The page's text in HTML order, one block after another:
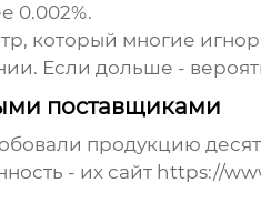
0.002%.
который многие
Если дольше -
поставщиками
продукцию
- их сайт https://